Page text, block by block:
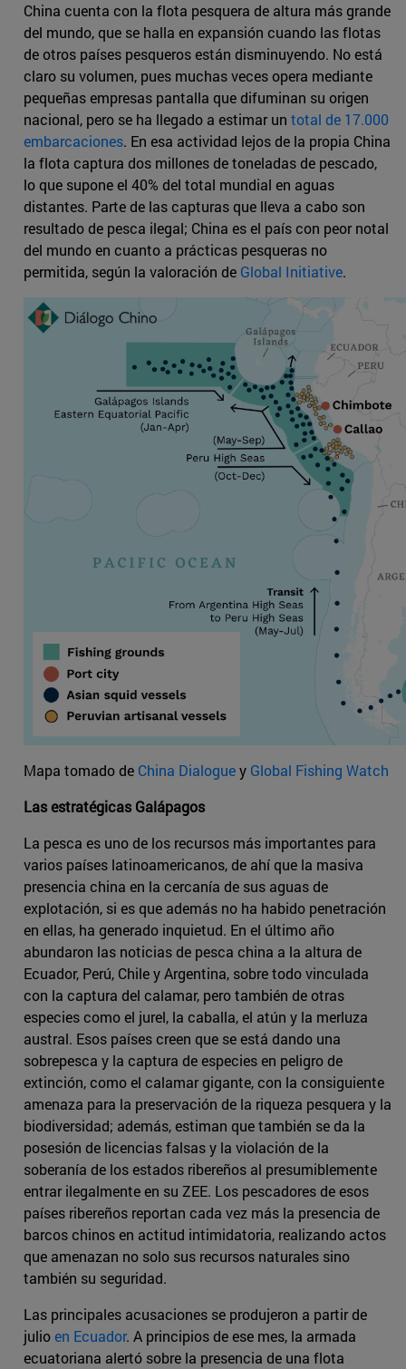
China cuenta con la flota pesquera de altura más grande
del mundo, que se halla en expansión cuando las flotas
de otros países pesqueros están disminuyendo. No está
claro su volumen, pues muchas veces opera mediante
pequeñas empresas pantalla que difuminan su origen
nacional, pero se ha llegado a estimar un total de 17.000
embarcaciones. En esa actividad lejos de la propia China
la flota captura dos millones de toneladas de pescado,
lo que supone el 40% del total mundial en aguas
distantes. Parte de las capturas que lleva a cabo son
resultado de pesca ilegal; China es el país con peor notal
del mundo en cuanto a prácticas pesqueras no
permitida, según la valoración de Global Initiative.
Mapa tomado de China Dialoguey Global Fishing Watch
Las estratégicas Galápagos
La pesca es uno de los recursos más importantes para
varios países latinoamericanos, de ahí que la masiva
presencia china en la cercanía de sus aguas de
explotación, si es que además no ha habido penetración
en ellas, ha generado inquietud. En el último año
abundaron las noticias de pesca china a la altura de
Ecuador, Perú, Chile y Argentina, sobre todo vinculada
con la captura del calamar, pero también de otras
especies como el jurel, la caballa, el atún y la merluza
austral. Esos países creen que se está dando una
sobrepesca y la captura de especies en peligro de
extinción, como el calamar gigante, con la consiguiente
amenaza para la preservación de la riqueza pesquera y la
biodiversidad; además, estiman que también se da la
posesión de licencias falsas y la violación de la
soberanía de los estados ribereños al presumiblemente
entrar ilegalmente en su ZEE. Los pescadores de esos
países ribereños reportan cada vez más la presencia de
barcos chinos en actitud intimidatoria, realizando actos
que amenazan no solo sus recursos naturales sino
también su seguridad.
Las principales acusaciones se produjeron a partir de
julioen Ecuador. A principios de ese mes, la armada
ecuatoriana alertó sobre la presencia de una flota